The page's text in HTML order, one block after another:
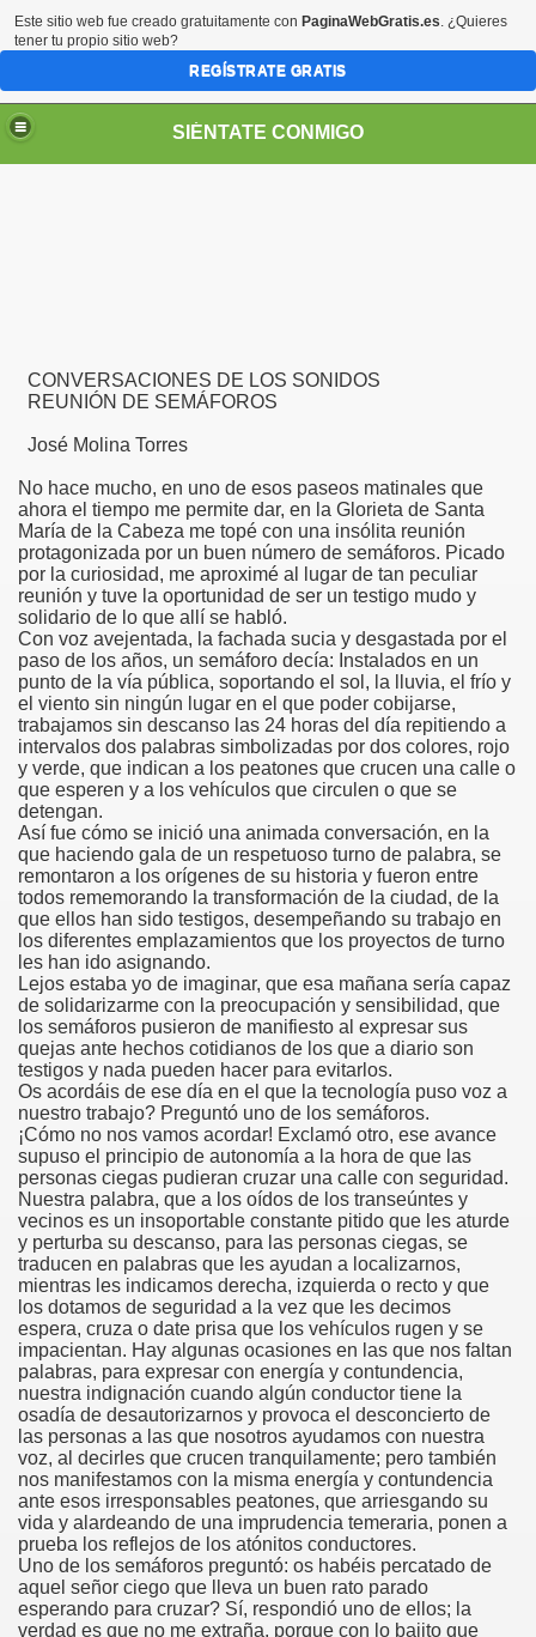
SIÉNTATE CONMIGO
CONVERSACIONES DE LOS SONIDOS
REUNIÓN DE SEMÁFOROS
José Molina Torres
No hace mucho, en uno de esos paseos matinales que
ahora el tiempo me permite dar, en la Glorieta de Santa
María de la Cabeza me topé con una insólita reunión
protagonizada por un buen número de semáforos. Picado
por la curiosidad, me aproximé al lugar de tan peculiar
reunión y tuve la oportunidad de ser un testigo mudo y
solidario de lo que allí se habló.
Con voz avejentada, la fachada sucia y desgastada por el
paso de los años, un semáforo decía: Instalados en un
punto de la vía pública, soportando el sol, la lluvia, el frío y
el viento sin ningún lugar en el que poder cobijarse,
trabajamos sin descanso las 24 horas del día repitiendo a
intervalos dos palabras simbolizadas por dos colores, rojo
y verde, que indican a los peatones que crucen una calle o
que esperen y a los vehículos que circulen o que se
detengan.
Así fue cómo se inició una animada conversación, en la
que haciendo gala de un respetuoso turno de palabra, se
remontaron a los orígenes de su historia y fueron entre
todos rememorando la transformación de la ciudad, de la
que ellos han sido testigos, desempeñando su trabajo en
los diferentes emplazamientos que los proyectos de turno
les han ido asignando.
Lejos estaba yo de imaginar, que esa mañana sería capaz
de solidarizarme con la preocupación y sensibilidad, que
los semáforos pusieron de manifiesto al expresar sus
quejas ante hechos cotidianos de los que a diario son
testigos y nada pueden hacer para evitarlos.
Os acordáis de ese día en el que la tecnología puso voz a
nuestro trabajo? Preguntó uno de los semáforos.
¡Cómo no nos vamos acordar! Exclamó otro, ese avance
supuso el principio de autonomía a la hora de que las
personas ciegas pudieran cruzar una calle con seguridad.
Nuestra palabra, que a los oídos de los transeúntes y
vecinos es un insoportable constante pitido que les aturde
y perturba su descanso, para las personas ciegas, se
traducen en palabras que les ayudan a localizarnos,
mientras les indicamos derecha, izquierda o recto y que
los dotamos de seguridad a la vez que les decimos
espera, cruza o date prisa que los vehículos rugen y se
impacientan. Hay algunas ocasiones en las que nos faltan
palabras, para expresar con energía y contundencia,
nuestra indignación cuando algún conductor tiene la
osadía de desautorizarnos y provoca el desconcierto de
las personas a las que nosotros ayudamos con nuestra
voz, al decirles que crucen tranquilamente; pero también
nos manifestamos con la misma energía y contundencia
ante esos irresponsables peatones, que arriesgando su
vida y alardeando de una imprudencia temeraria, ponen a
prueba los reflejos de los atónitos conductores.
Uno de los semáforos preguntó: os habéis percatado de
aquel señor ciego que lleva un buen rato parado
esperando para cruzar? Sí, respondió uno de ellos; la
verdad es que no me extraña, porque con lo bajito que
Zurita)
(Pedro Zurita)
(grup d'Afiliats CRE ONCE Barcelona, Català y
Visual (Pedro Zurita)
los Ciegos (Pablo Madrid Herruzo)
Bejarano)
León (Juan José Miñana)
a Charles Barbier (Pablo Madrid Herruzo)
(Pedro Zurita)
Sus Precios (Pedro Zurita)
de l'Adolescència en Nois-es Cecs i Deficients
a Desarrollar CRE Joan Amades ONCE, 1990 (Miquel
en Peligro de Extinción (Eutiquio Cabrerizo)
Todos (Pedro Zurita)
Borrás)
Social, Córdoba 03-03-09 (Pedro A. Zurita)
de Sor Sacramento)
Elissalde)
1ª Escuela de Ciegos Que Hubo en España (Jesús
06-09 (Pedro Zurita)
(Francisco Javier Bernal García)
(Roberto Enjuto)
Este sitio web fue creado gratuitamente con PaginaWebGratis.es. ¿Quieres
tener tu propio sitio web?
REGÍSTRATE GRATIS